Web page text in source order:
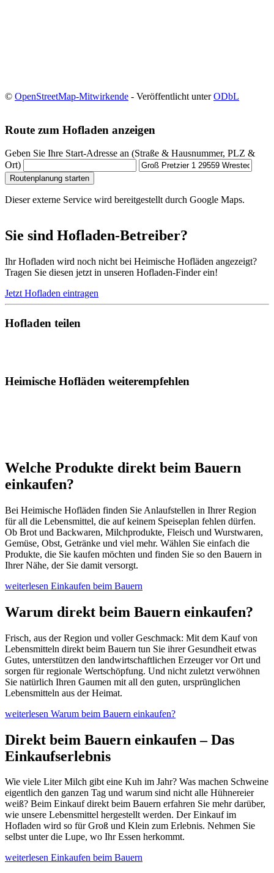
© OpenStreetMap-Mitwirkende - Veröffentlicht unterODbL
Route zum Hofladen anzeigen
Geben Sie Ihre Start-Adresse an (Straße & Hausnummer, PLZ &
Ort)
Routenplanung starten
Dieser externe Service wird bereitgestellt durch Google Maps.
Sie sind Hofladen-Betreiber?
Ihr Hofladen wird noch nicht bei Heimische Hofläden angezeigt?
Tragen Sie diesen jetzt in unseren Hofladen-Finder ein!
Jetzt Hofladen eintragen
Hofladen teilen
Heimische Hofläden weiterempfehlen
Welche Produkte direkt beim Bauern
einkaufen?
Bei Heimische Hofläden finden Sie Anlaufstellen in Ihrer Region
für all die Lebensmittel, die auf keinem Speiseplan fehlen dürfen.
Ob Brot und Backwaren, Milchprodukte, Fleisch und Wurstwaren,
Gemüse, Obst, Getränke und viel mehr. Wählen Sie einfach die
Produkte, die Sie kaufen möchten und finden Sie so den Bauern in
Ihrer Nähe, der Sie damit versorgt.
weiterlesen Einkaufen beim Bauern
Warum direkt beim Bauern einkaufen?
Frisch, aus der Region und voller Geschmack: Mit dem Kauf von
Lebensmitteln direkt beim Bauern tun Sie ihrer Gesundheit etwas
Gutes, unterstützen den landwirtschaftlichen Erzeuger vor Ort und
sorgen für regionale Wertschöpfung. Und nicht zuletzt verwöhnen
Sie natürlich Ihren Gaumen mit all den guten, ursprünglichen
Lebensmitteln aus der Heimat.
weiterlesen Warum beim Bauern einkaufen?
Direkt beim Bauern einkaufen – Das
Einkaufserlebnis
Wie viele Liter Milch gibt eine Kuh im Jahr? Was machen Schweine
eigentlich den ganzen Tag und warum sind nicht alle Hühnereier
weiß? Beim Einkauf direkt beim Bauern erfahren Sie mehr darüber,
wie unsere Lebensmittel hergestellt werden. Der Einkauf im
Hofladen wird so für Groß und Klein zum Erlebnis. Nehmen Sie
selbst unter die Lupe, wo Ihr Essen herkommt.
weiterlesen Einkaufen beim Bauern